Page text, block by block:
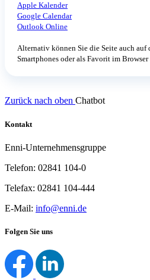
Apple Kalender
Google Calendar
Outlook Online
Alternativ können Sie die Seite auch auf
Smartphones oder als Favorit im
Zurück nach oben Chatbot
Kontakt
Enni-Unternehmensgruppe
Telefon: 02841 104-0
Telefax: 02841 104-444
E-Mail: info@enni.de
Folgen Sie uns